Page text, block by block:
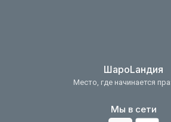
ШароLандия
Место, где начинается
Мы в сети